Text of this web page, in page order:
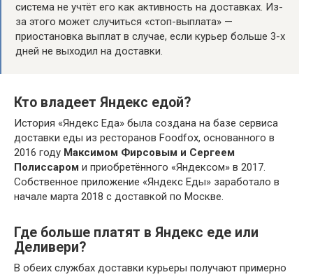
система не учтёт его как активность на доставках. Из-
за этого может случиться «стоп-выплата» —
приостановка выплат в случае, если курьер больше 3-х
дней не выходил на доставки.
Кто владеет Яндекс едой?
История «Яндекс Еда» была создана на базе сервиса
доставки еды из ресторанов Foodfox, основанного в
2016 году Максимом Фирсовым и Сергеем
Полиссаром и приобретённого «Яндексом» в 2017.
Собственное приложение «Яндекс Еды» заработало в
начале марта 2018 с доставкой по Москве.
Где больше платят в Яндекс еде или
Деливери?
В обеих службах доставки курьеры получают примерно